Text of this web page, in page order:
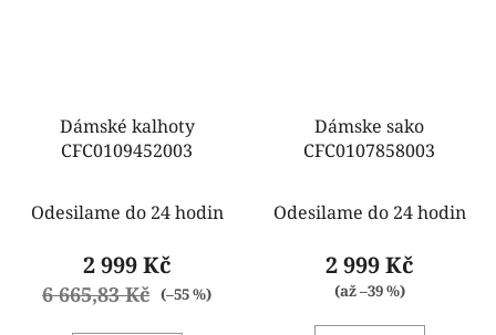
Dámské kalhoty
CFC0109452003
Odesilame do 24 hodin
2 999 Kč
6 665,83 Kč (–55 %)
Dámske sako
CFC0107858003
Odesilame do 24 hodin
2 999 Kč
(až –39 %)